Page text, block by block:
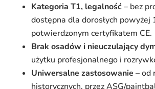
Kategoria T1, legalność– bez
dostępna dla dorosłych powyżej
potwierdzonym certyfikatem CE.
Brak osadów i nieuczulający
użytku profesjonalnego i
Uniwersalne zastosowanie – od
historycznych, przez ASG/